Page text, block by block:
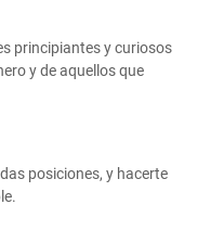
principiantes y curiosos
y de aquellos que
posiciones, y hacerte